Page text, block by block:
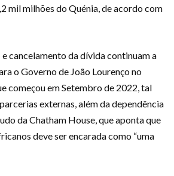
mil milhões do Quénia, de acordo com
cancelamento da dívida continuam a
o Governo de João Lourenço no
começou em Setembro de 2022, tal
externas, além da dependência
da Chatham House, que aponta que
deve ser encarada como “uma